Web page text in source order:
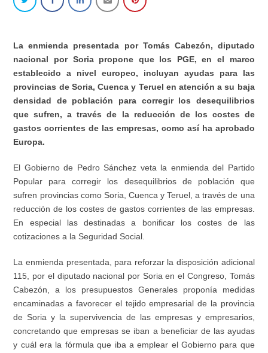
La enmienda presentada por Tomás Cabezón, diputado
nacional por Soria propone que los PGE, en el marco
establecido a nivel europeo, incluyan ayudas para las
provincias de Soria, Cuenca y Teruel en atención a su baja
densidad de población para corregir los desequilibrios
que sufren, a través de la reducción de los costes de
gastos corrientes de las empresas, como así ha aprobado
Europa.
El Gobierno de Pedro Sánchez veta la enmienda del Partido
Popular para corregir los desequilibrios de población que
sufren provincias como Soria, Cuenca y Teruel, a través de una
reducción de los costes de gastos corrientes de las empresas.
En especial las destinadas a bonificar los costes de las
cotizaciones a la Seguridad Social.
La enmienda presentada, para reforzar la disposición adicional
115, por el diputado nacional por Soria en el Congreso, Tomás
Cabezón, a los presupuestos Generales proponía medidas
encaminadas a favorecer el tejido empresarial de la provincia
de Soria y la supervivencia de las empresas y empresarios,
concretando que empresas se iban a beneficiar de las ayudas
y cuál era la fórmula que iba a emplear el Gobierno para que